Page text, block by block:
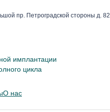
пр. Петроградской стороны д. 82
имплантации
цикла
О нас